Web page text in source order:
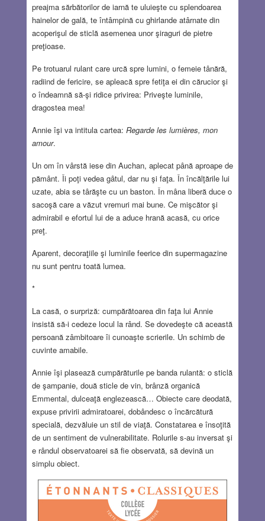
preajma sărbătorilor de iarnă te uluieşte cu splendoarea
hainelor de gală, te întâmpină cu ghirlande atârnate din
acoperişul de sticlă asemenea unor şiraguri de pietre
preţioase.
Pe trotuarul rulant care urcă spre lumini, o femeie tânără,
radiind de fericire, se apleacă spre fetiţa ei din cărucior şi
o îndeamnă să-şi ridice privirea: Priveşte luminile,
dragostea mea!
Annie îşi va intitula cartea: Regarde les lumières, mon
amour.
Un om în vârstă iese din Auchan, aplecat până aproape de
pământ. Îi poţi vedea gâtul, dar nu şi faţa. În încălţările lui
uzate, abia se târăşte cu un baston. În mâna liberă duce o
sacoşă care a văzut vremuri mai bune. Ce mişcător şi
admirabil e efortul lui de a aduce hrană acasă, cu orice
preţ.
Aparent, decoraţiile şi luminile feerice din supermagazine
nu sunt pentru toată lumea.
*
La casă, o surpriză: cumpărătoarea din faţa lui Annie
insistă să-i cedeze locul la rând. Se dovedeşte că această
persoană zâmbitoare îi cunoaşte scrierile. Un schimb de
cuvinte amabile.
Annie îşi plasează cumpărăturile pe banda rulantă: o sticlă
de şampanie, două sticle de vin, brânză organică
Emmental, dulceaţă englezească… Obiecte care deodată,
expuse privirii admiratoarei, dobândesc o încărcătură
specială, dezvăluie un stil de viaţă. Constatarea e însoţită
de un sentiment de vulnerabilitate. Rolurile s-au inversat şi
e rândul observatoarei să fie observată, să devină un
simplu obiect.